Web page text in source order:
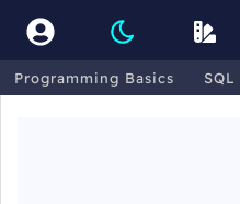
Programming Basics SQL